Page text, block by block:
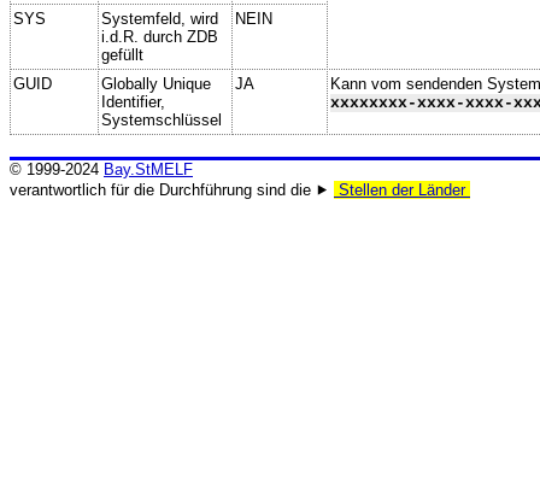
SYS
Systemfeld, wird
i.d.R. durch ZDB
gefüllt
NEIN
GUID
Globally Unique
Identifier,
Systemschlüssel
JA
Kann vom sendenden
xxxxxxxx-xxxx-xxxx-
© 1999-2024 Bay.StMELF
verantwortlich für die Durchführung sind die ⯈
Stellen der Länder